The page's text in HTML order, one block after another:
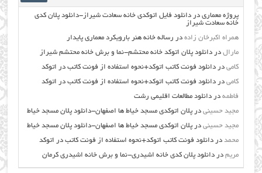
پروژه معماری دردانلود فایل اتوکدی خانه سعادت شیراز-دانلود پلان کدی
خانه سعادت شیراز
همراه اکبرخان زاده در رساله خانه هنر بارویکرد معماری پایدار
مارال دردانلود پلان اتوکد خانه محتشم-نما و برش خانه محتشم شیراز
کامی دردانلود فونت کاتب اتوکد+نحوه استفاده از فونت کاتب در اتوکد
کامی دردانلود فونت کاتب اتوکد+نحوه استفاده از فونت کاتب در اتوکد
فاطمه دردانلود مطالعات اقليمي رشت
مجید حسینی درپلان اتوکدی مسجد خیاط ها اصفهان-دانلود پلان مسجد خیاط
مجید حسینی درپلان اتوکدی مسجد خیاط ها اصفهان-دانلود پلان مسجد خیاط
محمد دردانلود فونت کاتب اتوکد+نحوه استفاده از فونت کاتب در اتوکد
مریم دردانلود پلان کدی خانه اشیدری-نما و برش خانه اشیدری کرمان